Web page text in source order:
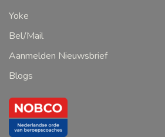
Yoke
Bel/Mail
Aanmelden Nieuwsbrief
Blogs